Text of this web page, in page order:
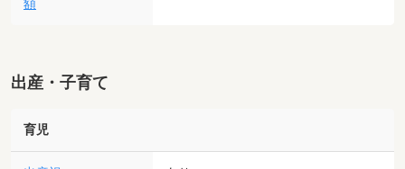
額
出産・子育て
育児